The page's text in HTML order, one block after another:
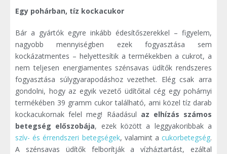
Egy pohárban, tíz kockacukor
Bár a gyártók egyre inkább édesítőszerekkel – figyelem,
nagyobb mennyiségben ezek fogyasztása sem
kockázatmentes – helyettesítik a termékekben a cukrot, a
nem teljesen energiamentes szénsavas üdítők rendszeres
fogyasztása súlygyarapodáshoz vezethet. Elég csak arra
gondolni, hogy az egyik vezető üdítőital cég egy pohárnyi
termékében 39 gramm cukor található, ami közel tíz darab
kockacukornak felel meg! Ráadásul az elhízás számos
betegség előszobája, ezek között a leggyakoribbak a
szív- és érrendszeri betegségek, valamint a cukorbetegség.
A szénsavas üdítők felborítják a vízháztartást, ezáltal